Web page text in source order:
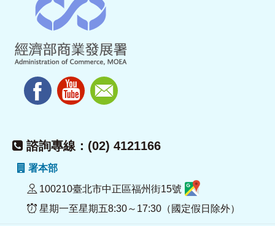
諮詢專線：(02) 4121166
署本部
100210臺北市中正區福州街15號
星期一至星期五8:30～17:30（國定假日除外）